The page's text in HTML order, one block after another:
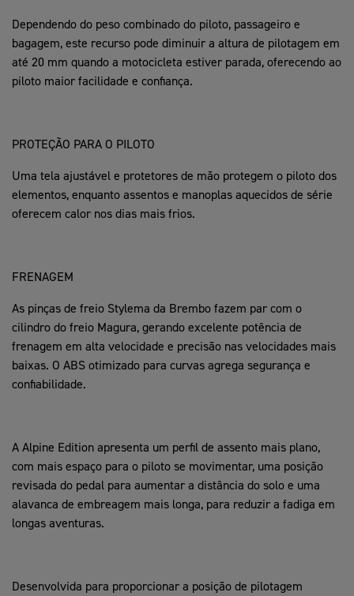
Dependendo do peso combinado do piloto, passageiro e
bagagem, este recurso pode diminuir a altura de pilotagem em
até 20 mm quando a motocicleta estiver parada, oferecendo ao
piloto maior facilidade e confiança.
PROTEÇÃO PARA O PILOTO
Uma tela ajustável e protetores de mão protegem o piloto dos
elementos, enquanto assentos e manoplas aquecidos de série
oferecem calor nos dias mais frios.
FRENAGEM
As pinças de freio Stylema da Brembo fazem par com o
cilindro do freio Magura, gerando excelente potência de
frenagem em alta velocidade e precisão nas velocidades mais
baixas. O ABS otimizado para curvas agrega segurança e
confiabilidade.
A Alpine Edition apresenta um perfil de assento mais plano,
com mais espaço para o piloto se movimentar, uma posição
revisada do pedal para aumentar a distância do solo e uma
alavanca de embreagem mais longa, para reduzir a fadiga em
longas aventuras.
Desenvolvida para proporcionar a posição de pilotagem